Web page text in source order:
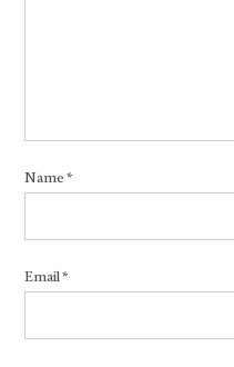
Name*
Email*